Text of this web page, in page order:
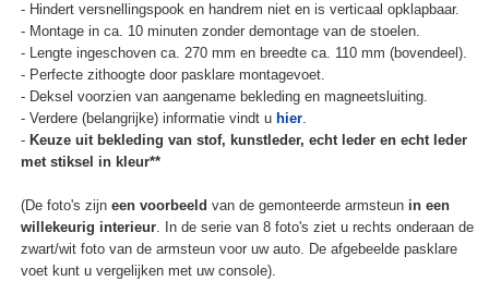
- Hindert versnellingspook en handrem niet en is verticaal opklapbaar.
- Montage in ca. 10 minuten zonder demontage van de stoelen.
- Lengte ingeschoven ca. 270 mm en breedte ca. 110 mm (bovendeel).
- Perfecte zithoogte door pasklare montagevoet.
- Deksel voorzien van aangename bekleding en magneetsluiting.
- Verdere (belangrijke) informatie vindt u hier.
- Keuze uit bekleding van stof, kunstleder, echt leder en echt leder
met stiksel in kleur**
(De foto's zijn een voorbeeld van de gemonteerde armsteun in een
willekeurig interieur. In de serie van 8 foto's ziet u rechts onderaan de
zwart/wit foto van de armsteun voor uw auto. De afgebeelde pasklare
voet kunt u vergelijken met uw console).